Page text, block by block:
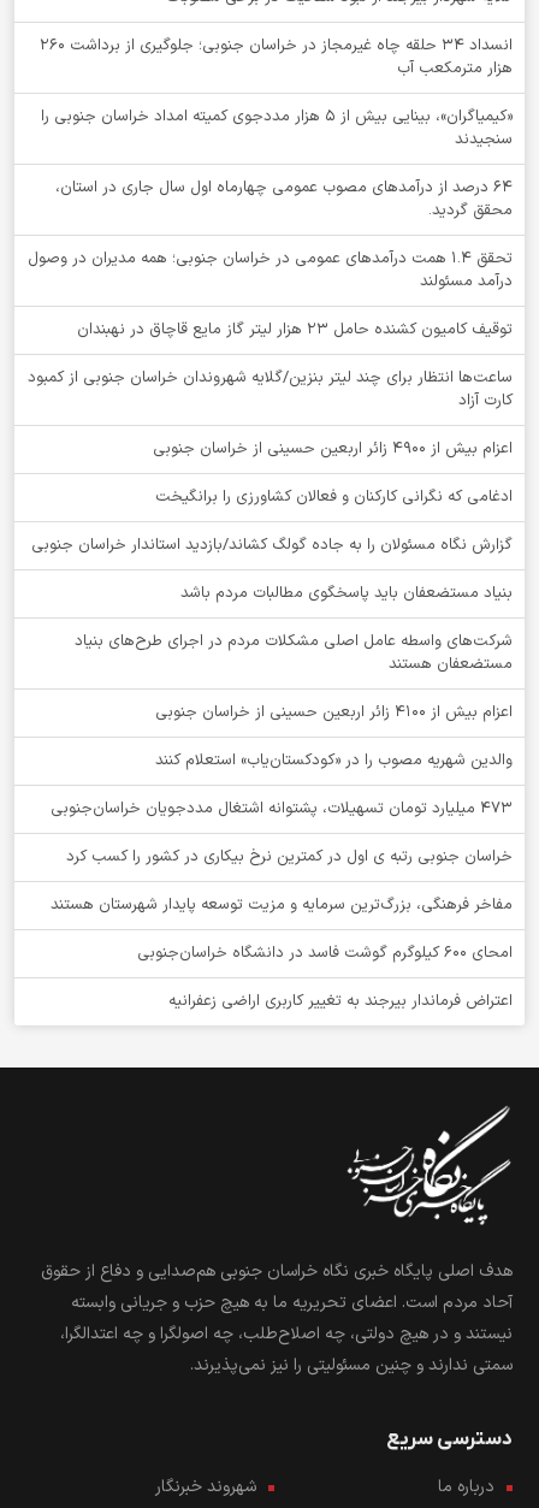
انسداد ۳۴ حلقه چاه غیرمجاز در خراسان جنوبی؛ جلوگیری از برداشت ۲۶۰
هزار مترمکعب آب
«کیمیاگران»، بینایی بیش از ۵ هزار مددجوی کمیته امداد خراسان جنوبی را
سنجیدند
64 درصد از درآمدهای مصوب عمومی چهارماه اول سال جاری در استان،
محقق گردید.
تحقق ۱.۴ همت درآمدهای عمومی در خراسان جنوبی؛ همه مدیران در وصول
درآمد مسئولند
توقيف کامیون کشنده حامل 23 هزار لیتر گاز مایع قاچاق در نهبندان
ساعت‌ها انتظار برای چند لیتر بنزین/گلایه شهروندان خراسان جنوبی از کمبود
کارت آزاد
اعزام بیش از 4900 زائر اربعین حسینی از خراسان جنوبی
ادغامی که نگرانی کارکنان و فعالان کشاورزی را برانگیخت
گزارش نگاه مسئولان را به جاده گولگ کشاند/بازدید استاندار خراسان جنوبی
بنیاد مستضعفان باید پاسخگوی مطالبات مردم باشد
شرکت‌های واسطه عامل اصلی مشکلات مردم در اجرای طرح‌های بنیاد
مستضعفان هستند
اعزام بیش از 4100 زائر اربعین حسینی از خراسان جنوبی
والدین شهریه مصوب را در «کودکستان‌یاب» استعلام کنند
۴۷۳ میلیارد تومان تسهیلات، پشتوانه اشتغال مددجویان خراسان‌جنوبی
خراسان جنوبی رتبه ی اول در کمترین نرخ بیکاری در کشور را کسب کرد
مفاخر فرهنگی، بزرگ‌ترین سرمایه و مزیت توسعه پایدار شهرستان هستند
امحای ۶۰۰ کیلوگرم گوشت فاسد در دانشگاه خراسان‌جنوبی
اعتراض فرماندار بیرجند به تغییر کاربری اراضی زعفرانیه
هدف اصلی پایگاه خبری نگاه خراسان جنوبی هم‌صدایی و دفاع از حقوق
آحاد مردم است. اعضای تحریریه ما به هیچ حزب و جریانی وابسته
نیستند و در هیچ دولتی، چه اصلاح‌طلب، چه اصولگرا و چه اعتدالگرا،
سمتی ندارند و چنین مسئولیتی را نیز نمی‌پذیرند.
دسترسی سریع
درباره ما شهروند خبرنگار